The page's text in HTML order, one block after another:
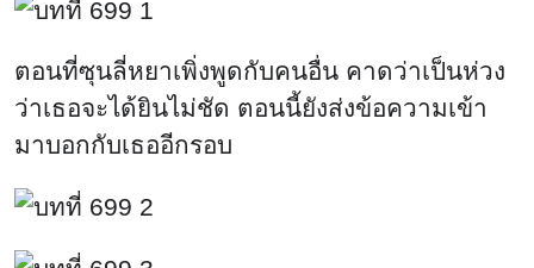
ตอนที่ซุนลี่หยาเพิ่งพูดกับคนอื่น คาดว่าเป็นห่วง
ว่าเธอจะได้ยินไม่ชัด ตอนนี้ยังส่งข้อความเข้า
มาบอกกับเธออีกรอบ